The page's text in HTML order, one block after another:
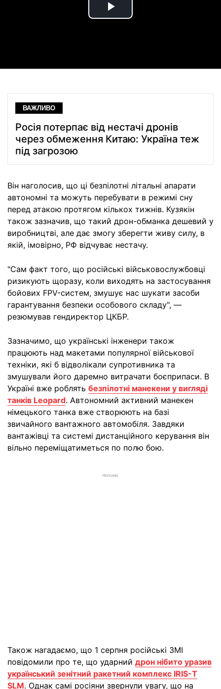
Play
ВАЖЛИВО
Росія потерпає від нестачі дронів
через обмеження Китаю: Україна теж
під загрозою
Він наголосив, що ці безпілотні літальні апарати
автономні та можуть перебувати в режимі сну
перед атакою протягом кількох тижнів. Кузякін
також зазначив, що такий дрон-обманка дешевий у
виробництві, але дає змогу зберегти живу силу, в
якій, імовірно, РФ відчуває нестачу.
"Сам факт того, що російські військовослужбовці
ризикують щоразу, коли виходять на застосування
бойових FPV-систем, змушує нас шукати засоби
гарантування безпеки особового складу", —
резюмував гендиректор ЦКБР.
Зазначимо, що українські інженери також
працюють над макетами популярної військової
техніки, які б відволікали супротивника та
змушували його даремно витрачати боєприпаси. В
Україні вже роблять безпілотні манекени у вигляді
танків Leopard. Автономний активний манекен
німецького танка вже створюють на базі
звичайного вантажного автомобіля. Завдяки
вантажівці та системі дистанційного керування він
вільно переміщатиметься по полю бою.
РЕКЛАМА
Також нагадаємо, що 1 серпня російські ЗМІ
повідомили про те, що ударний дрон нібито уразив
український зенітний ракетний комплекс IRIS-T
SLM. Однак самі росіяни звернули увагу, що на